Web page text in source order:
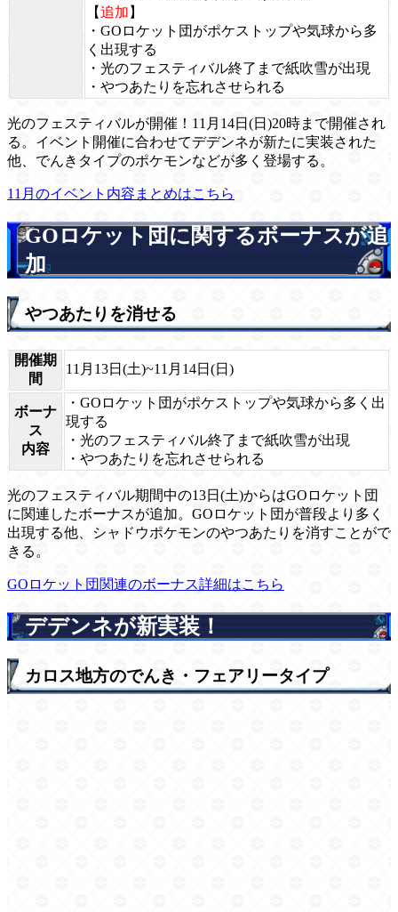
【追加 】
・GOロケット団がポケストップや気球から多
く出現する
・光のフェスティバル終了まで紙吹雪が出現
・やつあたりを忘れさせられる
光のフェスティバルが開催！11月14日(日)20時まで開催され
る。イベント開催に合わせてデデンネが新たに実装された
他、でんきタイプのポケモンなどが多く登場する。
11月のイベント内容まとめはこちら
GOロケット団に関するボーナスが追
加
やつあたりを消せる
開催期
間
11月13日(土)~11月14日(日)
ボーナ
ス
内容
・GOロケット団がポケストップや気球から多く出
現する
・光のフェスティバル終了まで紙吹雪が出現
・やつあたりを忘れさせられる
光のフェスティバル期間中の13日(土)からはGOロケット団
に関連したボーナスが追加。GOロケット団が普段より多く
出現する他、シャドウポケモンのやつあたりを消すことがで
きる。
GOロケット団関連のボーナス詳細はこちら
デデンネが新実装！
カロス地方のでんき・フェアリータイプ